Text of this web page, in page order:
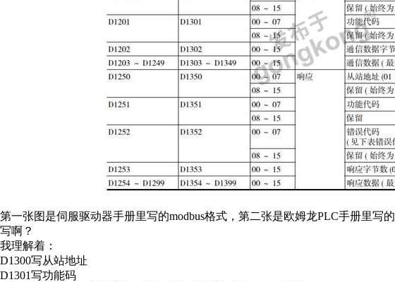
第一张图是伺服驱动器手册里写的modbus格式，第二张是欧姆龙PLC手册里写
写啊？
我理解着：
D1300写从站地址
D1301写功能码